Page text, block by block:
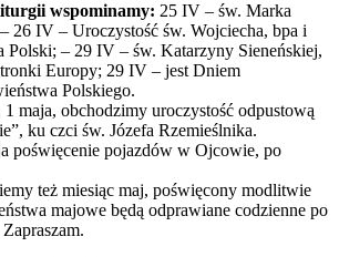
wspominamy: 25 IV – św. Marka
26 IV – Uroczystość św. Wojciecha, bpa i
Polski; – 29 IV – św. Katarzyny Sieneńskiej,
Europy; 29 IV – jest Dniem
Polskiego.
1 maja, obchodzimy uroczystość odpustową
ku czci św. Józefa Rzemieślnika.
poświęcenie pojazdów w Ojcowie, po
też miesiąc maj, poświęcony modlitwie
majowe będą odprawiane codzienne po